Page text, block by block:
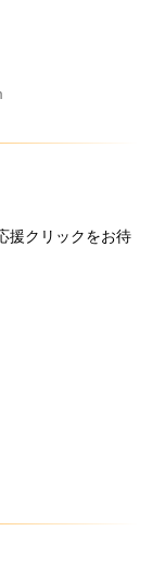
援クリックをお待